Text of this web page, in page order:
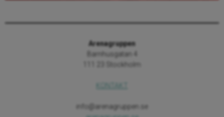
Arenagruppen
Barnhusgatan 4
111 23 Stockholm
info@arenagruppen.se